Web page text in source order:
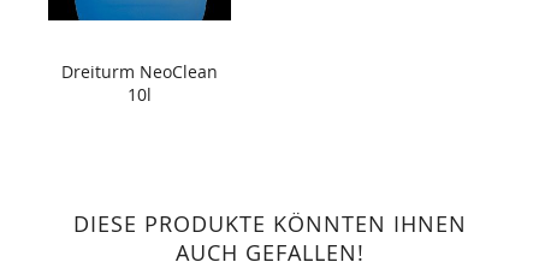
Dreiturm NeoClean
10l
DIESE PRODUKTE KÖNNTEN IHNEN
AUCH GEFALLEN!